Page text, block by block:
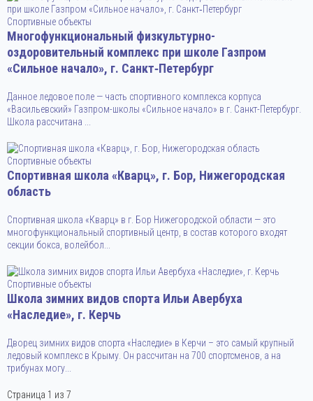
Спортивные объекты
Многофункциональный физкультурно-
оздоровительный комплекс при школе Газпром
«Сильное начало», г. Санкт‑Петербург
Данное ледовое поле — часть спортивного комплекса корпуса
«Васильевский» Газпром-школы «Сильное начало» в г. Санкт-Петербург.
Школа рассчитана ...
Спортивные объекты
Спортивная школа «Кварц», г. Бор, Нижегородская
область
Спортивная школа «Кварц» в г. Бор Нижегородской области — это
многофункциональный спортивный центр, в состав которого входят
секции бокса, волейбол...
Спортивные объекты
Школа зимних видов спорта Ильи Авербуха
«Наследие», г. Керчь
Дворец зимних видов спорта «Наследие» в Керчи – это самый крупный
ледовый комплекс в Крыму. Он рассчитан на 700 спортсменов, а на
трибунах могу...
Страница 1 из 7